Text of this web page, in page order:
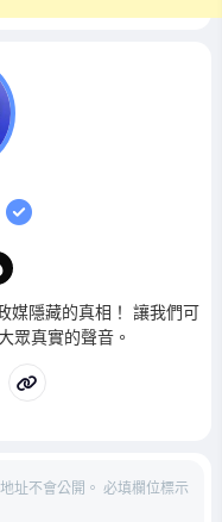
媒隱藏的真相！ 讓我們可
眾真實的聲音。
址不會公開。 必填欄位標示